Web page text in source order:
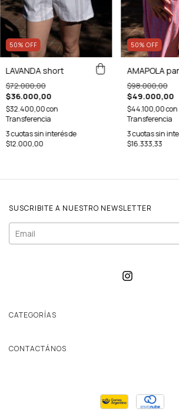
50% OFF
LAVANDA short
$72.000,00
$36.000,00
$32.400,00con
Transferencia
3cuotas sin interés de
$12.000,00
50% OFF
AMAPOLA
$98.000,00
$49.000,00
$44.100,00con
Transferencia
3cuotas sin
$16.333,33
SUSCRIBITE A NUESTRO NEWSLETTER
CATEGORÍAS
CONTACTÁNOS